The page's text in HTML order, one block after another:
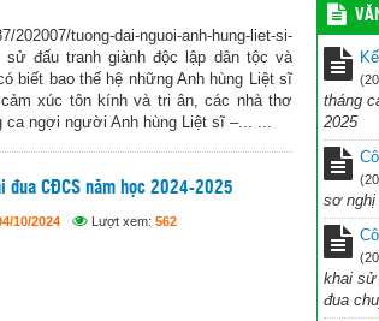
tuong-dai-nguoi-anh-hung-liet-si-
sử đấu tranh giành độc lập dân tộc và
biết bao thế hệ những Anh hùng Liệt sĩ
xúc tôn kính và tri ân, các nhà thơ
ca ngợi người Anh hùng Liệt sĩ –... ...
đua CĐCS năm học 2024-2025
10/2024 Lượt xem: 562
Kế
“Đưa
hai
2035,
KẾ
dụng
mừng
Việt
năm
kế
nhanh
nền
tháng
2025
sơ nghị
khai sử
đua